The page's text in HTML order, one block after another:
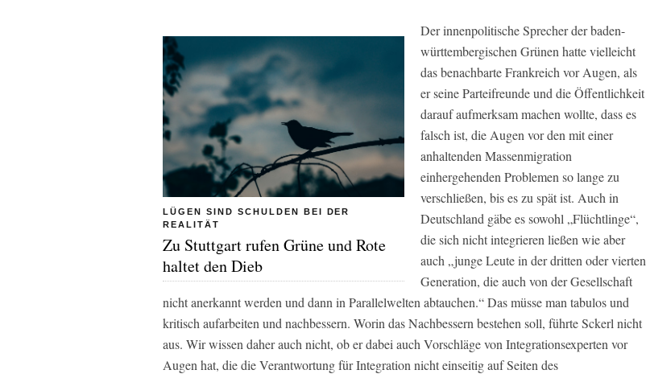
LÜGEN SIND SCHULDEN BEI DER
REALITÄT
Zu Stuttgart rufen Grüne und Rote
haltet den Dieb
Der innenpolitische Sprecher der baden-
württembergischen Grünen hatte vielleicht
das benachbarte Frankreich vor Augen, als
er seine Parteifreunde und die Öffentlichkeit
darauf aufmerksam machen wollte, dass es
falsch ist, die Augen vor den mit einer
anhaltenden Massenmigration
einhergehenden Problemen so lange zu
verschließen, bis es zu spät ist. Auch in
Deutschland gäbe es sowohl „Flüchtlinge“,
die sich nicht integrieren ließen wie aber
auch „junge Leute in der dritten oder vierten
Generation, die auch von der Gesellschaft
nicht anerkannt werden und dann in Parallelwelten abtauchen.“ Das müsse man tabulos und
kritisch aufarbeiten und nachbessern. Worin das Nachbessern bestehen soll, führte Sckerl nicht
aus. Wir wissen daher auch nicht, ob er dabei auch Vorschläge von Integrationsexperten vor
Augen hat, die die Verantwortung für Integration nicht einseitig auf Seiten des